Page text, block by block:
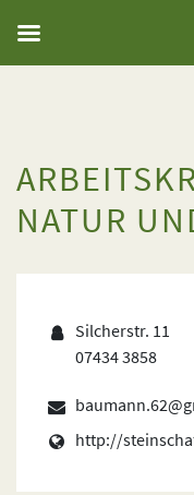
NATUR
Silcherstr. 11
07434 3858
http://